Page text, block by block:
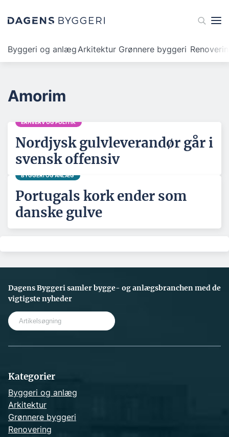
Byggeri og anlægArkitektur Grønnere byggeri
Amorim
ERHVERV OG POLITIK
Nordjysk gulvleverandør går i
svensk offensiv
BYGGERI OG ANLÆG
Portugals kork ender som
danske gulve
Dagens Byggeri samler bygge- og anlægsbranchen med de
vigtigste nyheder
Kategorier
Byggeri og anlæg
Arkitektur
Grønnere byggeri
Renovering